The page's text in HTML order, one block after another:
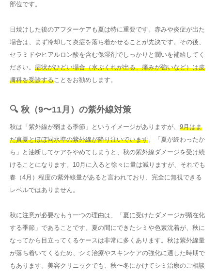
部位です。
日焼けした後のアフターケアも夏は特に重要です。赤みや炎症が出た
場合は、まず冷却して炎症を落ち着かせることが先決です。その後、
セラミドやヒアルロン酸を含む保湿剤でしっかりと潤いを補給してく
ださい。 症状がひどい場合（水ぶくれが出る、痛みが強いなど）は皮
膚科を受診することをお勧めします。
🔍 秋（9〜11月）の紫外線対策
秋は「紫外線が弱まる季節」というイメージがありますが、 9月はま
だ真夏とほぼ同水準の紫外線が降り注いでいます。「夏が終わったか
ら」と油断してケアをやめてしまうと、秋の紫外線ダメージを受け続
けることになります。10月に入ると徐々に量は減りますが、それでも
春（4月）程度の紫外線量があると言われており、完全に無視できる
レベルではありません。
秋に注意が必要なもう一つの理由は、「夏に受けたダメージが顕在化
する季節」であることです。夏の間にできたシミや色素沈着が、秋に
なってから目立ってくるケースは非常に多くあります。秋は紫外線量
が落ち着いてくるため、シミ治療やスキンケアの強化に適した時期で
もあります。美容クリニックでも、秋〜冬にかけてシミ治療のご相談